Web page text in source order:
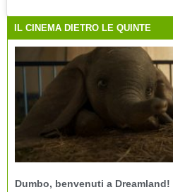
IL CINEMA DIETRO LE QUINTE
Dumbo, benvenuti a Dreamland!